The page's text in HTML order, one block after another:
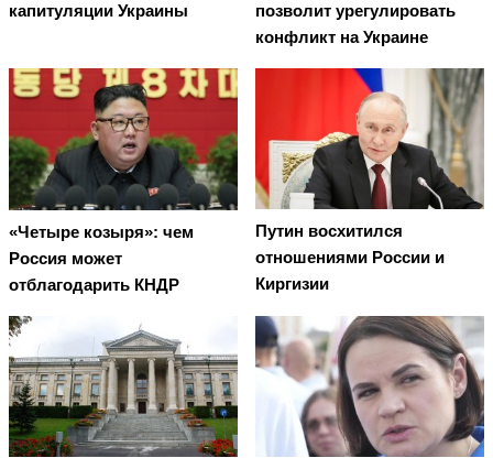
капитуляции Украины
позволит урегулировать
конфликт на Украине
«Четыре козыря»: чем
Россия может
отблагодарить КНДР
Путин восхитился
отношениями России и
Киргизии